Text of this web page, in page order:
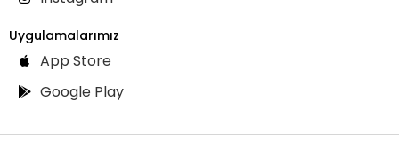
Uygulamalarımız
App Store
Google Play